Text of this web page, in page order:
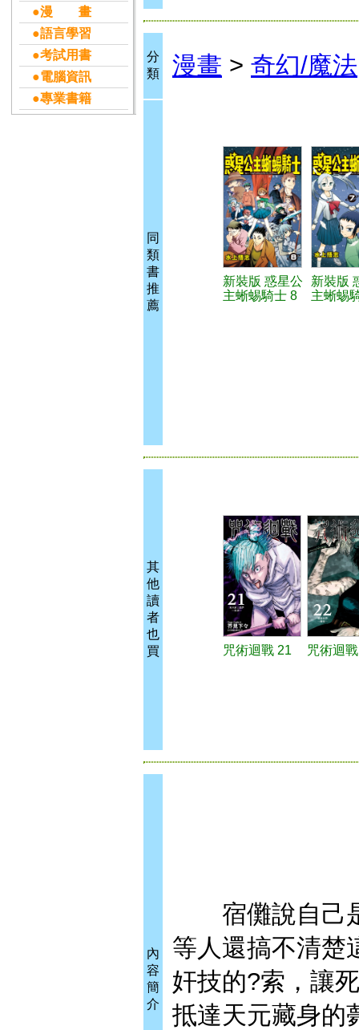
●漫 畫
●語言學習
●考試用書
●電腦資訊
●專業書籍
分
類
漫畫 > 奇幻/魔法
同
類
書
推
薦
新裝版 惑星公
主蜥蜴騎士 8
新裝版
主蜥蜴
其
他
讀
者
也
買
咒術迴戰 21 咒術迴
內
容
簡
介
宿儺說自己是
等人還搞不清楚
奸技的?索，讓
抵達天元藏身